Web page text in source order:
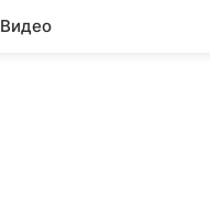
Видео